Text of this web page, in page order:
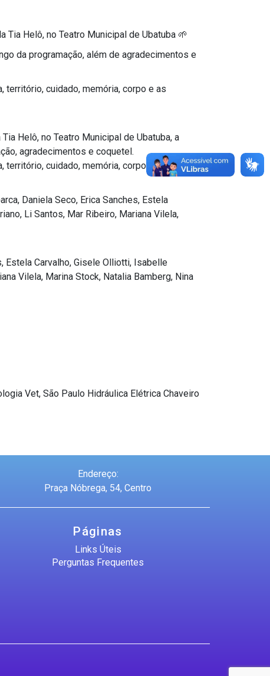
Helô, no Teatro Municipal de Ubatuba 🌱
da programação, além de agradecimentos e
cuidado, memória, corpo e as
Helô, no Teatro Municipal de Ubatuba, a
agradecimentos e coquetel.
cuidado, memória, corpo e relações
Daniela Seco, Erica Sanches, Estela
Li Santos, Mar Ribeiro, Mariana Vilela,
Estela Carvalho, Gisele Olliotti, Isabelle
Vilela, Marina Stock, Natalia Bamberg, Nina
Vet, São Paulo Hidráulica Elétrica Chaveiro
Endereço:
Praça Nóbrega, 54, Centro
Páginas
Links Úteis
Perguntas Frequentes